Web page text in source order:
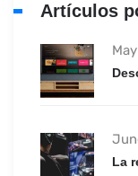
Artículos
La